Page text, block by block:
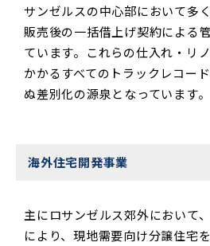
サンゼルスの中心部において多
販売後の一括借上げ契約による
ています。これらの仕入れ・リ
かかるすべてのトラックレコー
ぬ差別化の源泉となっています。
海外住宅開発事業
主にロサンゼルス郊外において
により、現地需要向け分譲住宅